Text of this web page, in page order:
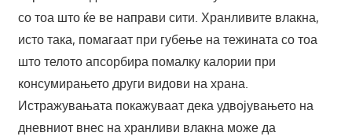
со тоа што ќе ве направи сити. Хранливите влакна,
исто така, помагаат при губење на тежината со тоа
што телото апсорбира помалку калории при
консумирањето други видови на храна.
Истражувањата покажуваат дека удвојувањето на
дневниот внес на хранливи влакна може да